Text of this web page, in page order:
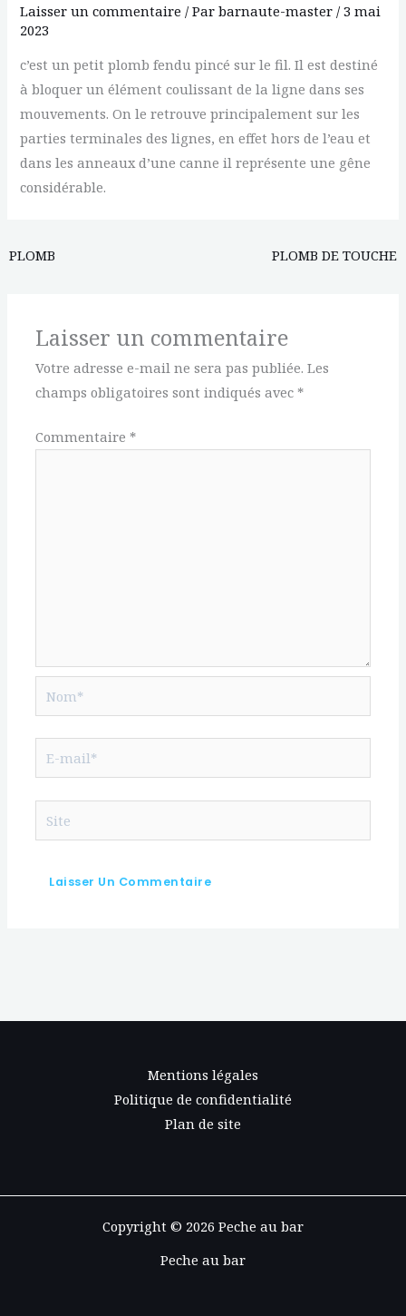
Laisser un commentaire / Parbarnaute-master/3 mai
2023
c’est un petit plomb fendu pincé sur le fil. Il est destiné
à bloquer un élément coulissant de la ligne dans ses
mouvements. On le retrouve principalement sur les
parties terminales des lignes, en effet hors de l’eau et
dans les anneaux d’une canne il représente une gêne
considérable.
PLOMB PLOMB DE TOUCHE
Laisser un commentaire
Votre adresse e-mail ne sera pas publiée. Les
champs obligatoires sont indiqués avec *
Commentaire *
mail*
Mentions légales
Politique de confidentialité
Plan de site
Copyright © 2026 Peche au bar
Peche au bar